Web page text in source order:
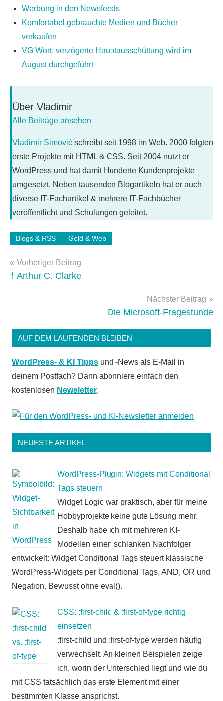
Werbung in den Newsfeeds
Komfortabel gebrauchte Medien und Bücher
verkaufen
VG Wort: verzögerte Hauptausschüttung wird im
August durchgeführt
Über Vladimir
Alle Beiträge ansehen
Vladimir Simović schreibt seit 1998 im Web. 2000 folgten
erste Projekte mit HTML & CSS. Seit 2004 nutzt er
WordPress und hat damit Hunderte Kundenprojekte
umgesetzt. Neben tausenden Blogartikeln hat er auch
diverse IT-Fachartikel & mehrere IT-Fachbücher
veröffentlicht und Schulungen geleitet.
Schlagwörter:
geld-
verdienen
Blogs & RSS Geld & Web
Beitragsnavigation
Vorheriger Beitrag
† Arthur C. Clarke
Nächster Beitrag
Die Microsoft-Fragestunde
AUF DEM LAUFENDEN BLEIBEN
WordPress- & KI Tipps und -News als E-Mail in
deinem Postfach? Dann abonniere einfach den
kostenlosen Newsletter.
NEUESTE ARTIKEL
WordPress-Plugin: Widgets mit Conditional
Tags steuern
Widget Logic war praktisch, aber für meine
Hobbyprojekte keine gute Lösung mehr.
Deshalb habe ich mit mehreren KI-
Modellen einen schlanken Nachfolger
entwickelt: Widget Conditional Tags steuert klassische
WordPress-Widgets per Conditional Tags, AND, OR und
Negation. Bewusst ohne eval().
CSS: :first-child & :first-of-type richtig
einsetzen
:first-child und :first-of-type werden häufig
verwechselt. An kleinen Beispielen zeige
ich, worin der Unterschied liegt und wie du
mit CSS tatsächlich das erste Element mit einer
bestimmten Klasse ansprichst.